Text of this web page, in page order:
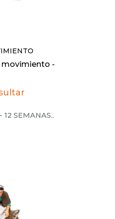
movimiento -
12 SEMANAS..